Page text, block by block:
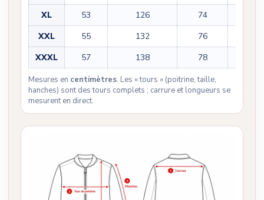
XL
53 126 74
XXL
55 132 76
XXXL
57 138 78
Mesures en centimètres. Les « tours » (poitrine, taille,
hanches) sont des tours complets ; carrure et longueurs se
mesurent en direct.